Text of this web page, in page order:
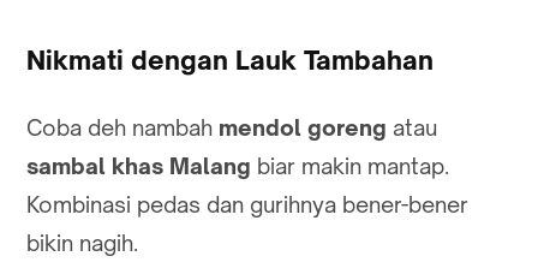
Nikmati dengan Lauk Tambahan
Coba deh nambah mendol goreng atau
sambal khas Malang biar makin mantap.
Kombinasi pedas dan gurihnya bener-bener
bikin nagih.